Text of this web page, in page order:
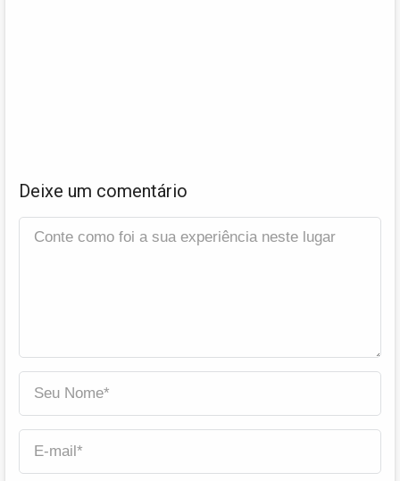
Deixe um comentário